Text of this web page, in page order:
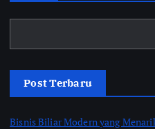
Post Terbaru
Bisnis Biliar Modern yang